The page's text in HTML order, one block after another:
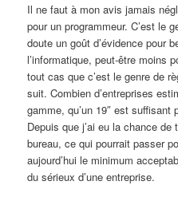
Il ne faut à mon avis jamais
pour un programmeur. C’est le
doute un goût d’évidence pour
l’informatique, peut-être moins
tout cas que c’est le genre de
suit. Combien d’entreprises
gamme, qu’un 19″ est suffisant
Depuis que j’ai eu la chance
bureau, ce qui pourrait passer
aujourd’hui le minimum
du sérieux d’une entreprise.